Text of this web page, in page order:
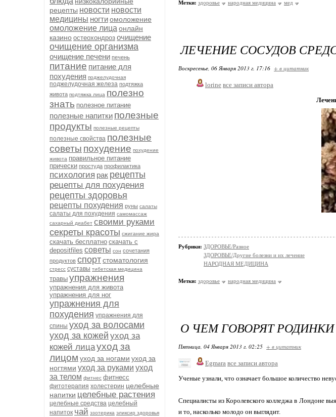
рецепты новости новости
медицины ногтиомоложение
омоложение лица онлайн
казино остеохондроз очищение
очищение организма
очищение печени печень
питание питание для
похудения поджелудочная
поджелудочная железа подтяжка
живота подтяжка лица полезно
знать полезное питание
полезные напитки полезные
продукты полезные рецепты
полезные свойства полезные
советы похудение похудение
живота правильное питание
прически простуда профилактика
психология рак рецепты
рецепты для похудения
рецепты здоровья
рецепты похудения руны салаты
салаты для похудения самомассаж
сахарный диабет своими руками
секреты красоты сжигание жира
скачать бесплатно скачать с
depositfiles советы сон сочетания
продуктов спортстоматология
стресс суставы тибетская медицина
травы упражнения
упражнения для живота
упражнения для ног
упражнения для
похудения упражнения для
спины уход за волосами
уход за кожей уход за
кожей лицауход за
лицом уход за ногами уход за
ногтями уход за руками уход
за телом фитнес фитнесс
фитотерапия холестерин целебные
напитки целебные растения
целебные средства целебный
напиток чай эзотерика эликсир здоровья
Метки: здоровье народная медицина мед
ЛЕЧЕНИЕ СОСУДОВ
Воскресенье, 06 Января 2013 г. 17:16 + в цитатник
lorine все записи автора
Рубрики: ЗДОРОВЬЕ/Разное
ЗДОРОВЬЕ/Другие болезни и их лечение
НАРОДНАЯ МЕДИЦИНА
Метки: здоровье народная медицина
О ЧЕМ ГОВОРЯТ РОДИНКИ
Пятница, 04 Января 2013 г. 02:25 + в цитатник
Egmara все записи автора
Ученые узнали, что означает большое количество
Специалисты из Королевского колледжа в Лондоне
и то, насколько молодо он выглядит.